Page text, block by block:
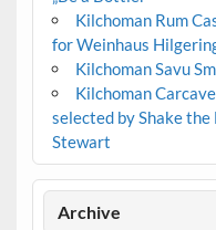
Kilchoman Rum
for Weinhaus
Kilchoman Savu
Kilchoman
selected by Shake
Stewart
Archive